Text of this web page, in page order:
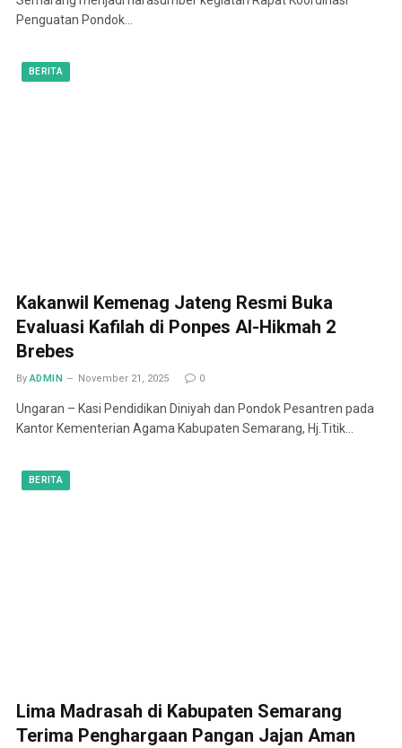
Penguatan Pondok…
BERITA
Kakanwil Kemenag Jateng Resmi Buka
Evaluasi Kafilah di Ponpes Al-Hikmah 2
Brebes
By ADMIN November 21, 2025 0
Ungaran – Kasi Pendidikan Diniyah dan Pondok Pesantren pada
Kantor Kementerian Agama Kabupaten Semarang, Hj.Titik…
BERITA
Lima Madrasah di Kabupaten Semarang
Terima Penghargaan Pangan Jajan Aman